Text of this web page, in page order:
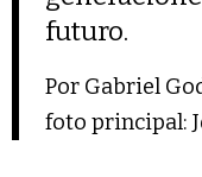
futuro.
Por Gabriel
foto principal: